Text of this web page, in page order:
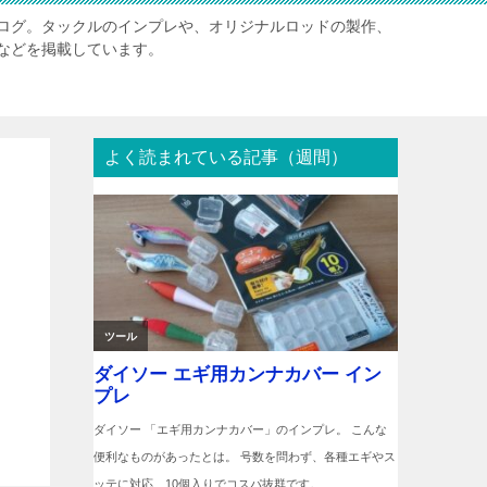
。タックルのインプレや、オリジナルロッドの製作、
を掲載しています。
よく読まれている記事（週間）